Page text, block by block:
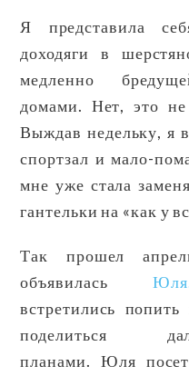
Я представила
доходяги в
медленно
домами. Нет, это
Выждав недельку, я
спортзал и мало-
мне уже стала
гантельки на «как у
Так прошел
объявилась
встретились
поделиться
планами. Юля